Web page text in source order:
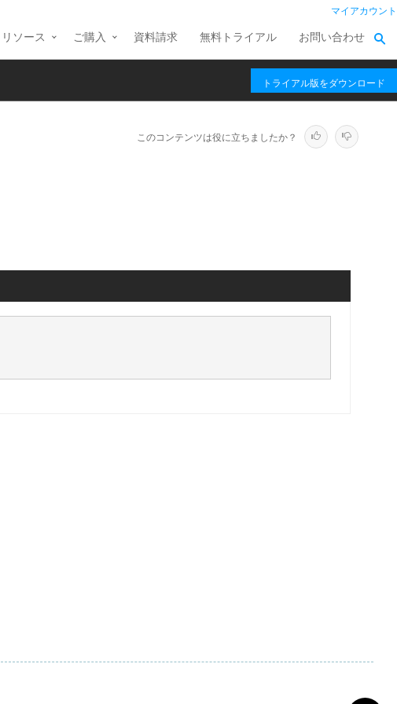
マイアカウント
リソース ご購入 資料請求 無料トライアル お問い合わせ
トライアル版をダウンロード
このコンテンツは役に立ちましたか？